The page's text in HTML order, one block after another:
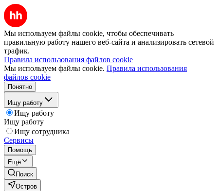
Мы используем файлы cookie, чтобы обеспечивать
правильную работу нашего веб-сайта и анализировать сетевой
трафик.
Правила использования файлов cookie
Мы используем файлы cookie. Правила использования
файлов cookie
Понятно
Ищу работу
Ищу работу
Ищу работу
Ищу сотрудника
Сервисы
Помощь
Ещё
Поиск
Остров